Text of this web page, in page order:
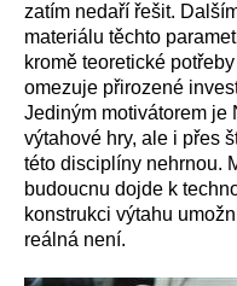
zatím nedaří řešit.
materiálu těchto
kromě teoretické
omezuje přirozené
Jediným motivátorem je
výtahové hry, ale i přes
této disciplíny nehrnou.
budoucnu dojde k
konstrukci výtahu
reálná není.